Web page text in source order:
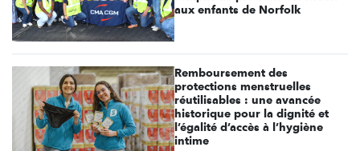
aux enfants de Norfolk
Remboursement des
protections menstruelles
réutilisables : une avancée
historique pour la dignité et
l’égalité d’accès à l’hygiène
intime